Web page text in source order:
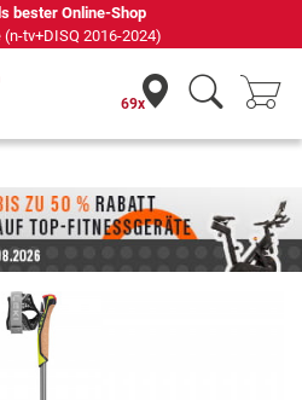
75 eigenen Servicetechnikern
69x